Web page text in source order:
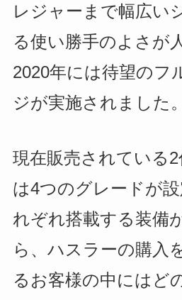
レジャーまで幅広い
る使い勝手のよさが
2020年には待望のフ
ジが実施されました。
現在販売されている
は4つのグレードが
れぞれ搭載する装備
ら、ハスラーの購入
るお客様の中にはど